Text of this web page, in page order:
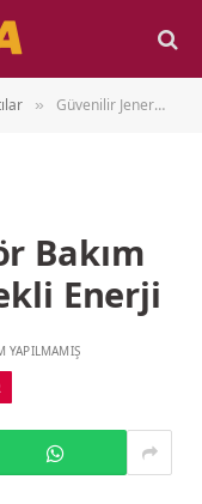
» Güvenilir Jeneratör Bakım Hizmetleri ile Sürekli Enerji
Bakım
Enerji
YAPILMAMIŞ